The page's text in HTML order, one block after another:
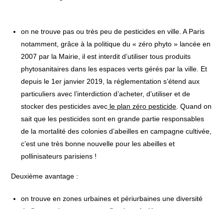
on ne trouve pas ou très peu de pesticides en ville. A Paris
notamment, grâce à la politique du « zéro phyto » lancée en
2007 par la Mairie, il est interdit d’utiliser tous produits
phytosanitaires dans les espaces verts gérés par la ville. Et
depuis le 1er janvier 2019, la réglementation s’étend aux
particuliers avec l’interdiction d’acheter, d’utiliser et de
stocker des pesticides avec le plan zéro pesticide . Quand on
sait que les pesticides sont en grande partie responsables
de la mortalité des colonies d’abeilles en campagne cultivée,
c’est une très bonne nouvelle pour les abeilles et
pollinisateurs parisiens !
Deuxième avantage :
on trouve en zones urbaines et périurbaines une diversité